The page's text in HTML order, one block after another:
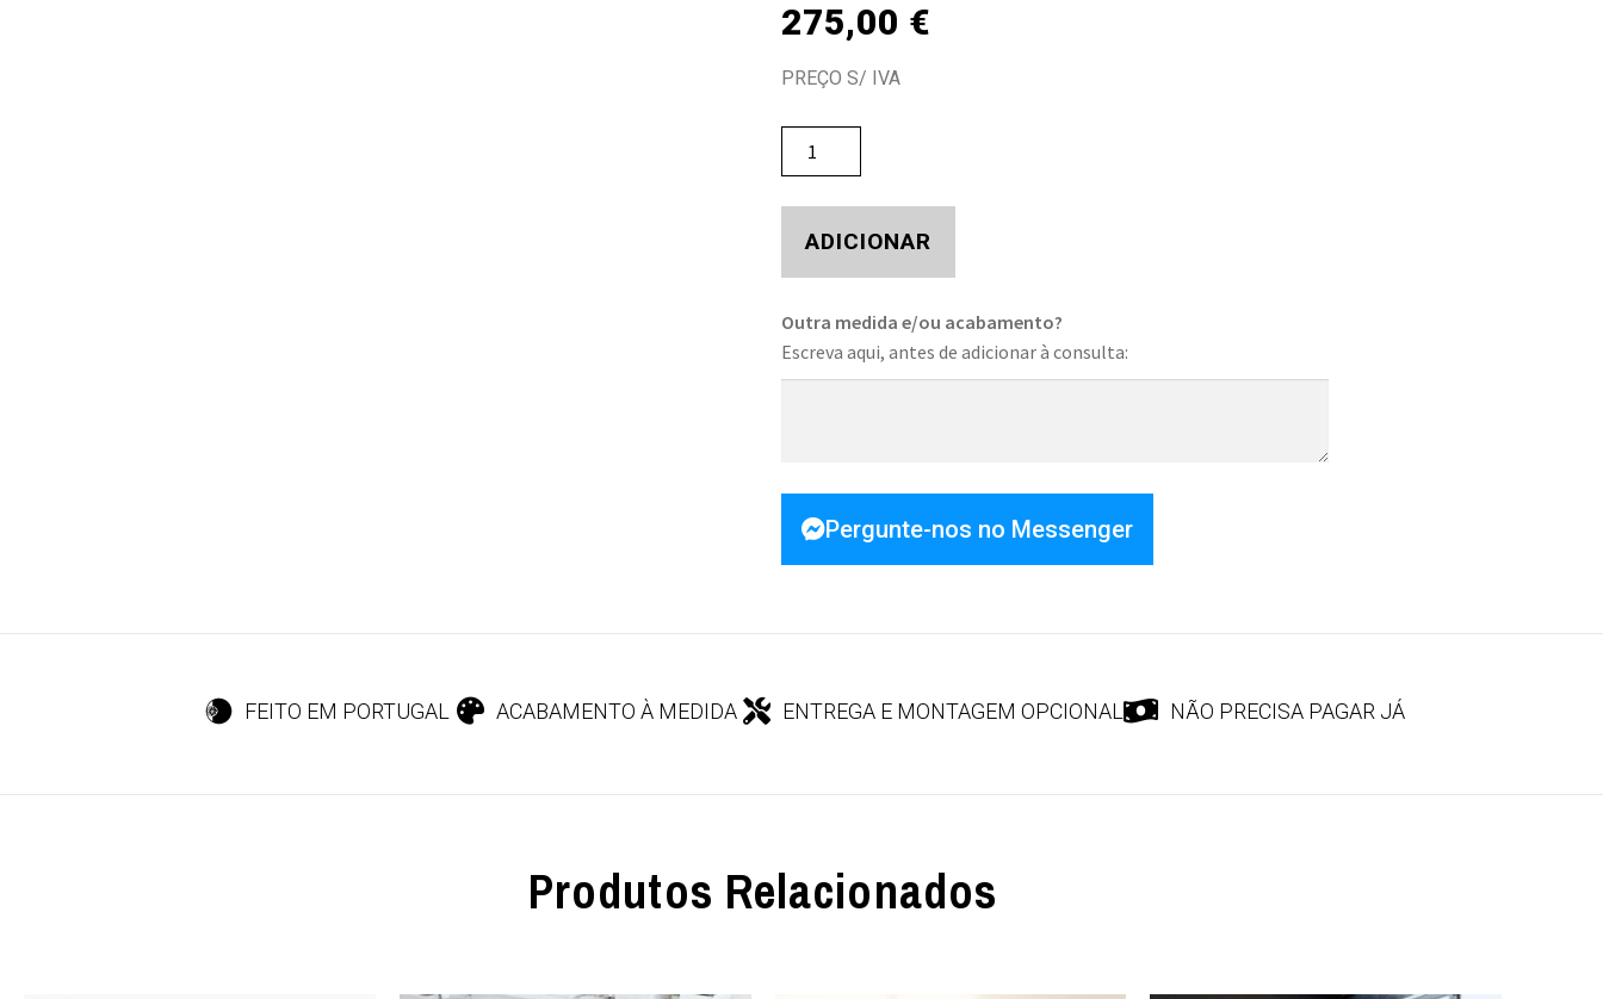
275,00 €
PREÇO S/ IVA
ADICIONAR
Outra medida e/ou acabamento?
Escreva aqui, antes de adicionar à consulta:
Pergunte-nos no Messenger
FEITO EM PORTUGAL ACABAMENTO À MEDIDA ENTREGA E MONTAGEM OPCIONAL NÃO PRECISA PAGAR JÁ
Produtos Relacionados